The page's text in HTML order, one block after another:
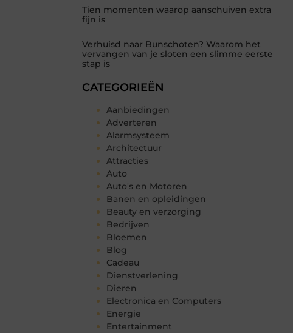
Tien momenten waarop aanschuiven extra
fijn is
Verhuisd naar Bunschoten? Waarom het
vervangen van je sloten een slimme eerste
stap is
CATEGORIEËN
Aanbiedingen
Adverteren
Alarmsysteem
Architectuur
Attracties
Auto
Auto's en Motoren
Banen en opleidingen
Beauty en verzorging
Bedrijven
Bloemen
Blog
Cadeau
Dienstverlening
Dieren
Electronica en Computers
Energie
Entertainment